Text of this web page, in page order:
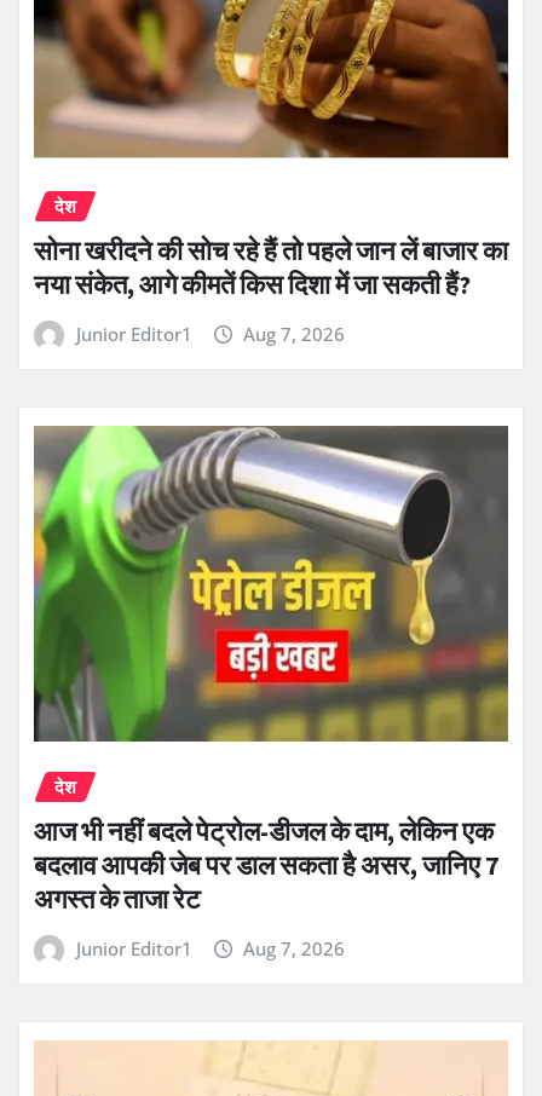
देश
सोना खरीदने की सोच रहे हैं तो पहले जान लें बाजार का
नया संकेत, आगे कीमतें किस दिशा में जा सकती हैं?
Junior Editor1 Aug 7, 2026
देश
आज भी नहीं बदले पेट्रोल-डीजल के दाम, लेकिन एक
बदलाव आपकी जेब पर डाल सकता है असर, जानिए 7
अगस्त के ताजा रेट
Junior Editor1 Aug 7, 2026